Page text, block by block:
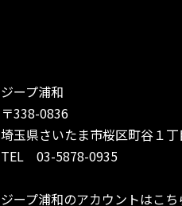
ジープ浦和
〒338-0836
埼玉県さいたま市桜区町谷１丁
TEL 03-5878-0935
ジープ浦和のアカウントはこち